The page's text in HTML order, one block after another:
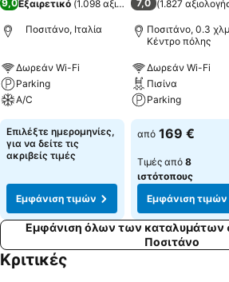
9,0Εξαιρετικό (1.098 αξιολογήσεις)
Ποσιτάνο, Ιταλία
Δωρεάν Wi-Fi
Parking
A/C
Επιλέξτε ημερομηνίες,
για να δείτε τις
ακριβείς τιμές
Εμφάνιση τιμών
7,0 (1.827
Ποσιτάνο, 0.3
Κέντρο πόλης
Δωρεάν Wi-Fi
Πισίνα
Parking
από 169 €
Τιμές από 8
ιστότοπους
Εμφάνιση τιμών
Εμφάνιση όλων των καταλυμάτων
Ποσιτάνο
Κριτικές